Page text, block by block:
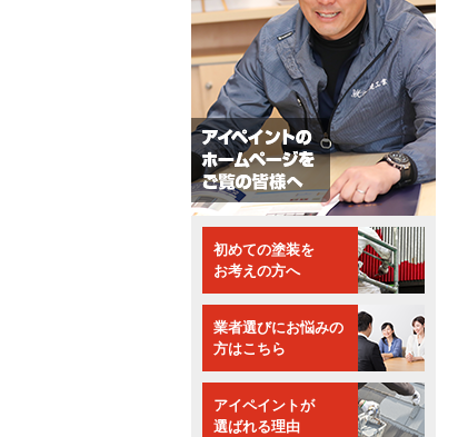
初めての塗装を
お考えの方へ
業者選びにお悩みの
方はこちら
アイペイントが
選ばれる理由